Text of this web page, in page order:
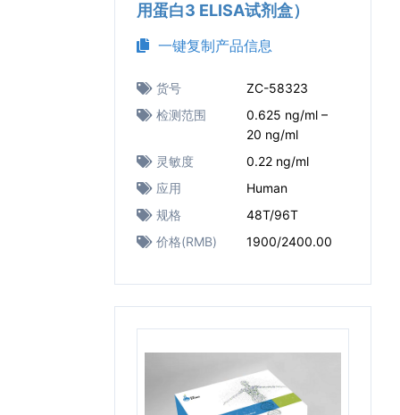
用蛋白3 ELISA试剂盒）
一键复制产品信息
货号
ZC-58323
检测范围
0.625 ng/ml –
20 ng/ml
灵敏度
0.22 ng/ml
应用
Human
规格
48T/96T
价格(RMB)
1900/2400.00